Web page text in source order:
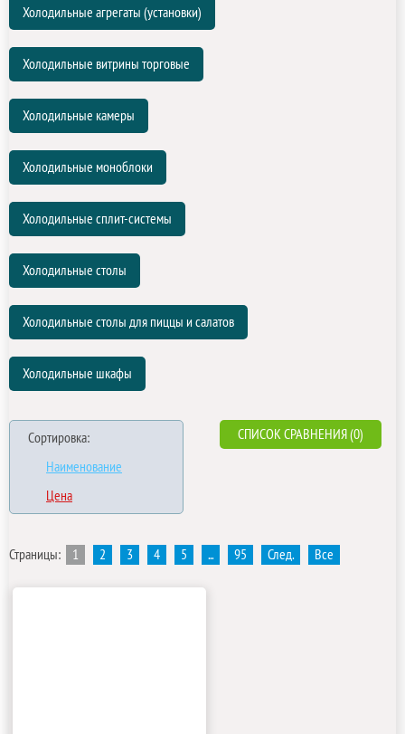
Холодильные агрегаты (установки)
Холодильные витрины торговые
Холодильные камеры
Холодильные моноблоки
Холодильные сплит-системы
Холодильные столы
Холодильные столы для пиццы и салатов
Холодильные шкафы
Сортировка:
Наименование
Цена
СПИСОК СРАВНЕНИЯ (0)
Страницы: 1 2 3 4 5 ... 95 След. Все